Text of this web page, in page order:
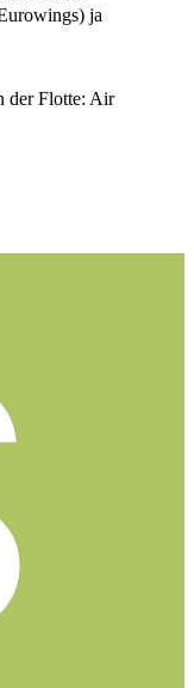
ja
der Flotte: Air